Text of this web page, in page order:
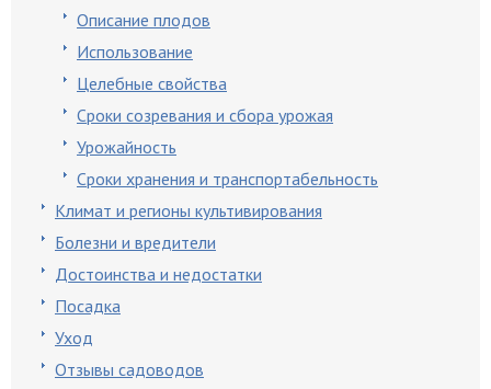
Описание плодов
Использование
Целебные свойства
Сроки созревания и сбора урожая
Урожайность
Сроки хранения и транспортабельность
Климат и регионы культивирования
Болезни и вредители
Достоинства и недостатки
Посадка
Уход
Отзывы садоводов